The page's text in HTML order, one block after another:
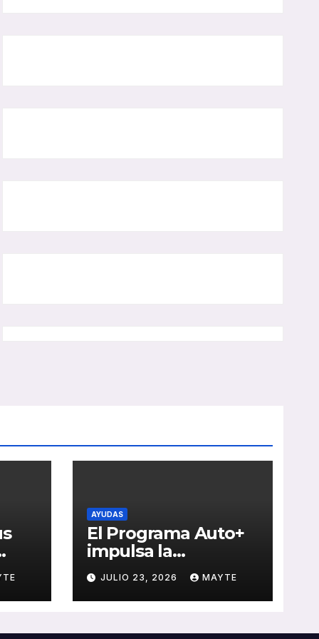
AYUDAS
El Programa Auto+
impulsa la
renovación de flotas
con ayudas a
vehículos eléctricos
JULIO 23, 2026 MAYTE